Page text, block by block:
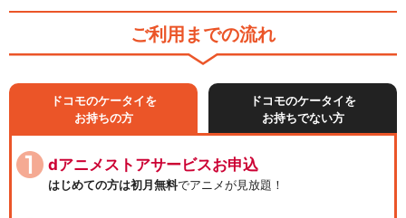
ご利用までの流れ
ドコモのケータイを
お持ちの方
ドコモのケータイを
お持ちでない方
dアニメストアサービスお申込
はじめての方は初月無料でアニメが見放題！